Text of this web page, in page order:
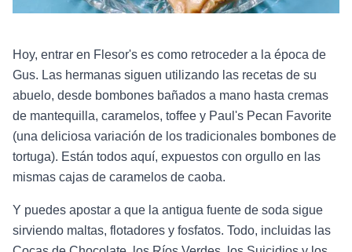
Hoy, entrar en Flesor's es como retroceder a la época de
Gus. Las hermanas siguen utilizando las recetas de su
abuelo, desde bombones bañados a mano hasta cremas
de mantequilla, caramelos, toffee y Paul's Pecan Favorite
(una deliciosa variación de los tradicionales bombones de
tortuga). Están todos aquí, expuestos con orgullo en las
mismas cajas de caramelos de caoba.
Y puedes apostar a que la antigua fuente de soda sigue
sirviendo maltas, flotadores y fosfatos. Todo, incluidas las